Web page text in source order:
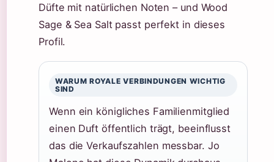
Düfte mit natürlichen Noten – und Wood
Sage & Sea Salt passt perfekt in dieses
Profil.
WARUM ROYALE VERBINDUNGEN WICHTIG
SIND
Wenn ein königliches Familienmitglied
einen Duft öffentlich trägt, beeinflusst
das die Verkaufszahlen messbar. Jo